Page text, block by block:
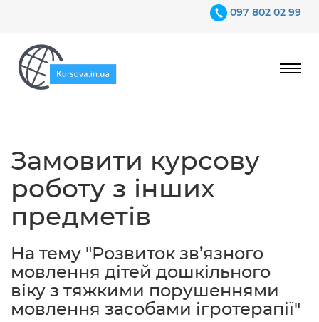
097 802 02 99
Замовити курсову
роботу з інших
предметів
На тему "Розвиток зв’язного
мовлення дітей дошкільного
віку з тяжкими порушеннями
мовлення засобами ігротерапії"
Гарантії
Відгуки
Контакти
097 802 02 99